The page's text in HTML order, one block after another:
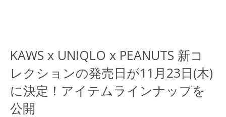
KAWS x UNIQLO x PEANUTS 新コ
レクションの発売日が11月23日(木)
に決定！アイテムラインナップを
公開